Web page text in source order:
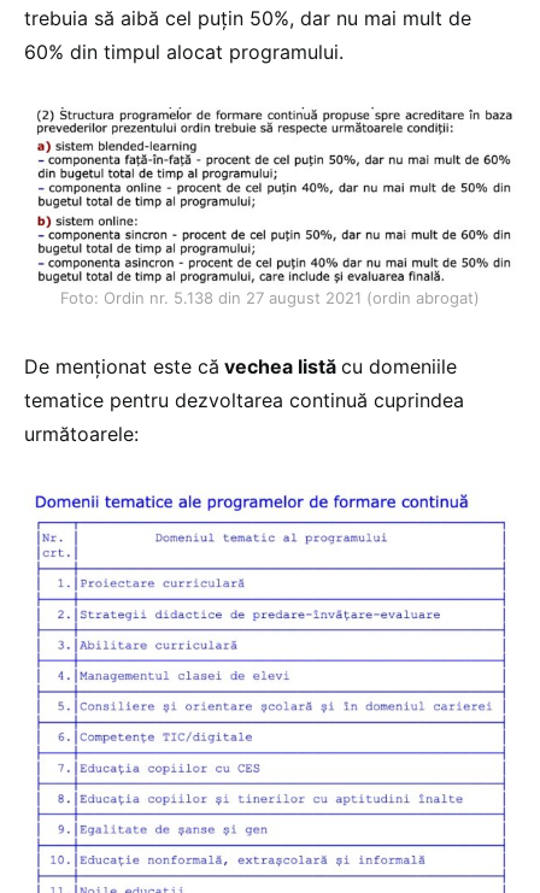
trebuia să aibă cel puțin 50%, dar nu mai mult de
60% din timpul alocat programului.
Foto: Ordin nr. 5.138 din 27 august 2021 (ordin abrogat)
De menționat este că vechea listă cu domeniile
tematice pentru dezvoltarea continuă cuprindea
următoarele: